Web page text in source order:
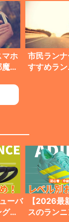
マホ
に
市民ラン
すすめラ
ーバ
シ
【2026最
スのラン